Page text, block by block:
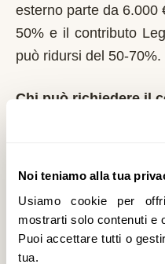
Noi teniamo alla tua
Usiamo cookie per
mostrarti solo contenuti e
Puoi accettare tutti o
tua.
esterno parte da 6.000
50% e il contributo
può ridursi del 50-70%.
Chi può richiedere il
13/89 con L.R. 1/2004.
il 1° marzo di ogni
i fondi statali e
provinciale. È un